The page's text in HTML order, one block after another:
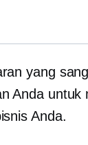
yang
Anda
Anda.